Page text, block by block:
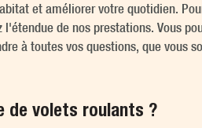
et améliorer votre quotidien.
l'étendue de nos prestations. Vous
à toutes vos questions, que vous
de volets roulants ?